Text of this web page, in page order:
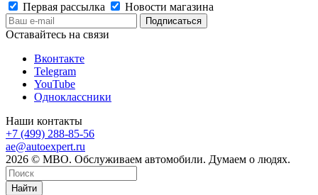
Первая рассылка
Новости магазина
Оставайтесь на связи
Вконтакте
Telegram
YouTube
Одноклассники
Наши контакты
+7 (499) 288-85-56
ae@autoexpert.ru
2026 © МВО. Обслуживаем автомобили. Думаем о людях.
Найти